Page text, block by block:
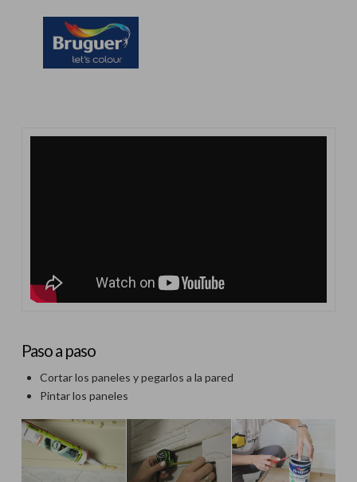
Paso a paso
Cortar los paneles y pegarlos a la pared
Pintar los paneles